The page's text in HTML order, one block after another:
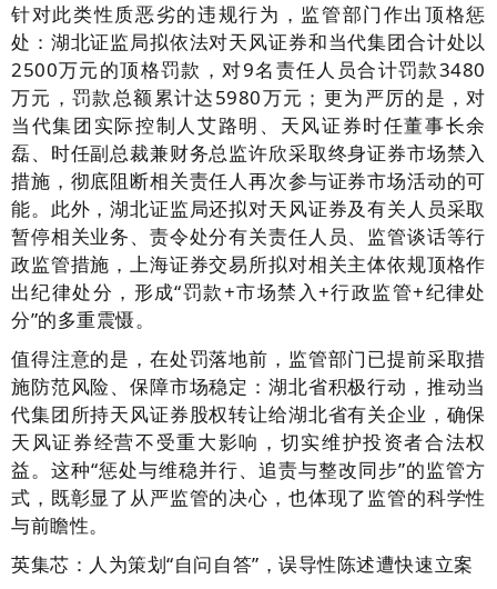
针对此类性质恶劣的违规行为，监管部门作出顶格惩
处：湖北证监局拟依法对天风证券和当代集团合计处以
2500万元的顶格罚款，对9名责任人员合计罚款3480
万元，罚款总额累计达5980万元；更为严厉的是，对
当代集团实际控制人艾路明、天风证券时任董事长余
磊、时任副总裁兼财务总监许欣采取终身证券市场禁入
措施，彻底阻断相关责任人再次参与证券市场活动的可
能。此外，湖北证监局还拟对天风证券及有关人员采取
暂停相关业务、责令处分有关责任人员、监管谈话等行
政监管措施，上海证券交易所拟对相关主体依规顶格作
出纪律处分，形成“罚款+市场禁入+行政监管+纪律处
分”的多重震慑。
值得注意的是，在处罚落地前，监管部门已提前采取措
施防范风险、保障市场稳定：湖北省积极行动，推动当
代集团所持天风证券股权转让给湖北省有关企业，确保
天风证券经营不受重大影响，切实维护投资者合法权
益。这种“惩处与维稳并行、追责与整改同步”的监管方
式，既彰显了从严监管的决心，也体现了监管的科学性
与前瞻性。
英集芯：人为策划“自问自答”，误导性陈述遭快速立案